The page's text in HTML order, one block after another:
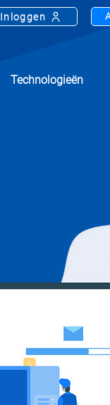
Inloggen
Technologieën